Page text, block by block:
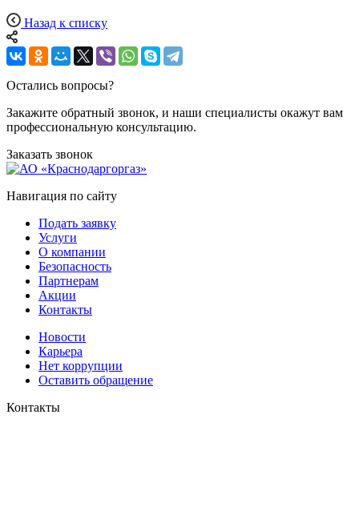
Назад к списку
Остались вопросы?
Закажите обратный звонок, и наши специалисты окажут вам
профессиональную консультацию.
Заказать звонок
Навигация по сайту
Подать заявку
Услуги
О компании
Безопасность
Партнерам
Акции
Контакты
Новости
Карьера
Нет коррупции
Оставить обращение
Контакты